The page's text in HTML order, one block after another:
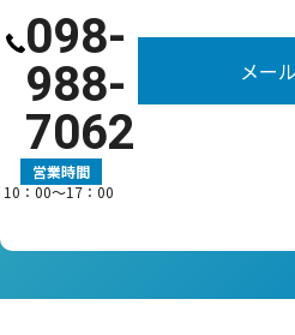
098-
988-
7062
営業時間
10：00〜17：00
メー